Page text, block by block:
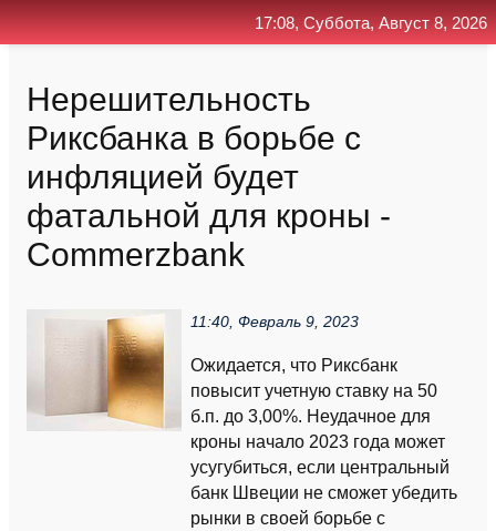
Нерешительность
Риксбанка в борьбе с
инфляцией будет
фатальной для кроны -
Commerzbank
11:40, Февраль 9, 2023
Ожидается, что Риксбанк
повысит учетную ставку на 50
б.п. до 3,00%. Неудачное для
кроны начало 2023 года может
усугубиться, если центральный
банк Швеции не сможет убедить
рынки в своей борьбе с
17:08, Суббота, Август 8, 2026